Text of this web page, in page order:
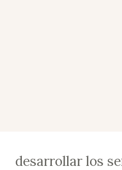
desarrollar los